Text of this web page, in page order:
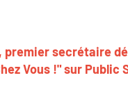
premier secrétaire
Vous !" sur Public